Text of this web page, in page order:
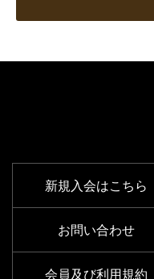
新規入会はこちら
お問い合わせ
会員及び利用規約